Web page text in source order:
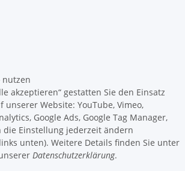
nutzen
akzeptieren“ gestatten Sie den Einsatz
Website: YouTube, Vimeo,
Google Ads, Google Tag Manager,
die Einstellung jederzeit ändern
unten). Weitere Details finden Sie unter
Datenschutzerklärung.